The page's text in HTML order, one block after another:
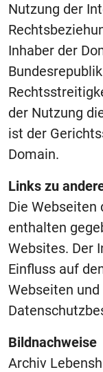
Nutzung der
Inhaber der
der Nutzung
ist der
Domain.
Links zu
Die Webseiten
enthalten
Websites. Der
Einfluss auf
Webseiten
Bildnachweise
Archiv